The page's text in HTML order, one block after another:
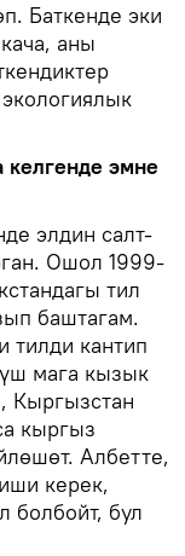
Баткенде эки
аны
эмне
элдин салт-
Ошол 1999-
тил
баштагам.
тилди кантип
мага кызык
Кыргызстан
кыргыз
Албетте,
керек,
болбойт, бул